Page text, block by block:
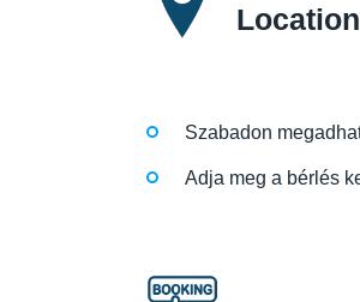
Location
Szabadon
Adja meg a bérlés